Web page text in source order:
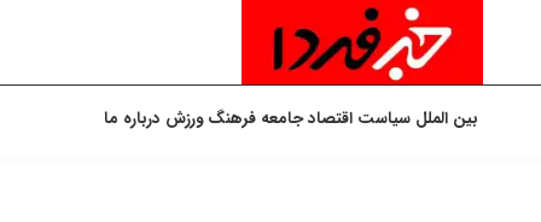
بین الملل سیاست اقتصادجامعه فرهنگورزش درباره ما